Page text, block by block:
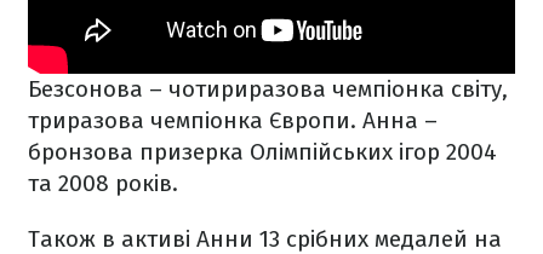
Безсонова – чотириразова чемпіонка світу,
триразова чемпіонка Європи. Анна –
бронзова призерка Олімпійських ігор 2004
та 2008 років.
Також в активі Анни 13 срібних медалей на